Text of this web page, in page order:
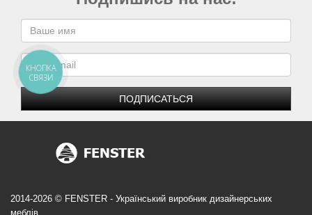
ПОДПИСАТЬСЯ
2014-2026 © FENSTER - Український виробник дизайнерських
меблів
КНОПКА
СВЯЗИ